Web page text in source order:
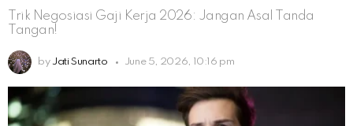
Trik Negosiasi Gaji Kerja 2026: Jangan Asal Tanda
Tangan!
by Jati Sunarto June 5, 2026, 10:16 pm